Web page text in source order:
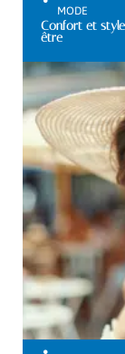
MODE
Confort et
être